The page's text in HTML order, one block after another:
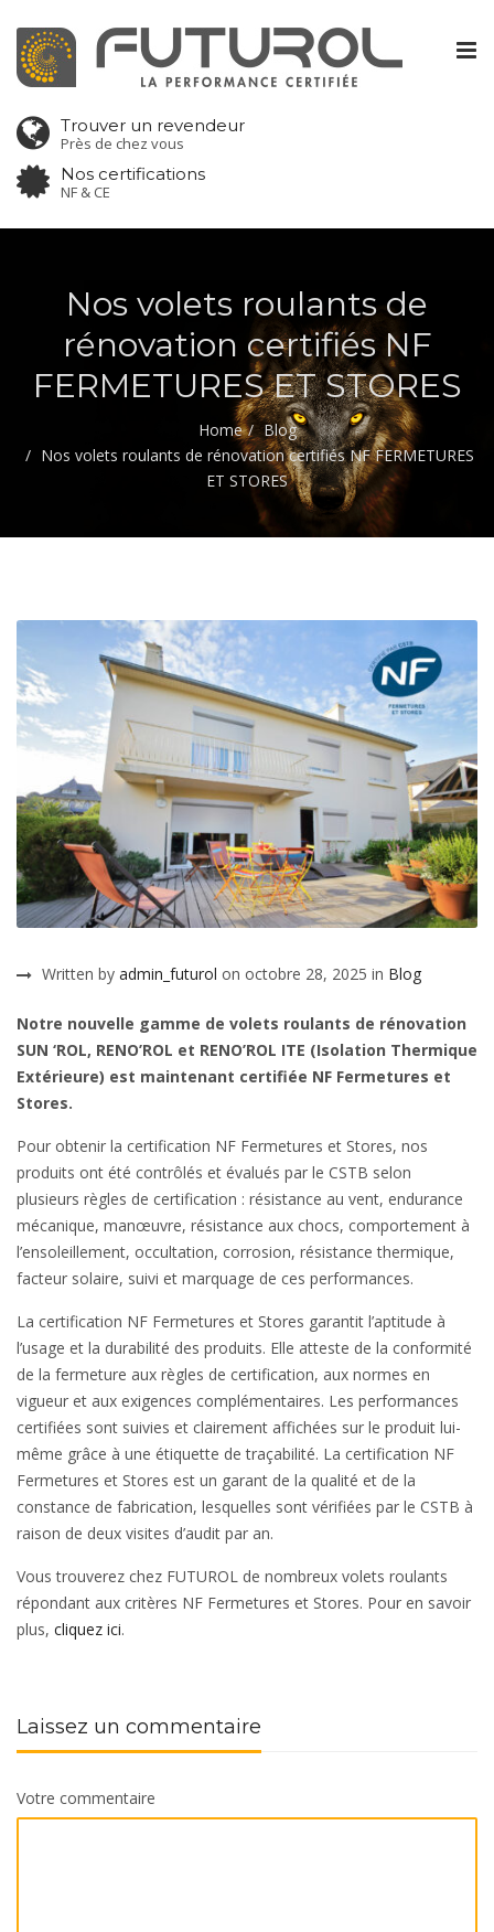
Trouver un revendeur
Près de chez vous
Nos certifications
NF & CE
Nos volets roulants de
rénovation certifiés NF
FERMETURES ET STORES
Home
Blog
Nos volets roulants de rénovation certifiés NF FERMETURES
ET STORES
Written by admin_futurol on octobre 28, 2025 in Blog
Notre nouvelle gamme de volets roulants de rénovation
SUN ‘ROL, RENO’ROL et RENO’ROL ITE (Isolation Thermique
Extérieure) est maintenant certifiée NF Fermetures et
Stores.
Pour obtenir la certification NF Fermetures et Stores, nos
produits ont été contrôlés et évalués par le CSTB selon
plusieurs règles de certification : résistance au vent, endurance
mécanique, manœuvre, résistance aux chocs, comportement à
l’ensoleillement, occultation, corrosion, résistance thermique,
facteur solaire, suivi et marquage de ces performances.
La certification NF Fermetures et Stores garantit l’aptitude à
l’usage et la durabilité des produits. Elle atteste de la conformité
de la fermeture aux règles de certification, aux normes en
vigueur et aux exigences complémentaires. Les performances
certifiées sont suivies et clairement affichées sur le produit lui-
même grâce à une étiquette de traçabilité. La certification NF
Fermetures et Stores est un garant de la qualité et de la
constance de fabrication, lesquelles sont vérifiées par le CSTB à
raison de deux visites d’audit par an.
Vous trouverez chez FUTUROL de nombreux volets roulants
répondant aux critères NF Fermetures et Stores. Pour en savoir
plus, cliquez ici.
Laissez un commentaire
Votre commentaire